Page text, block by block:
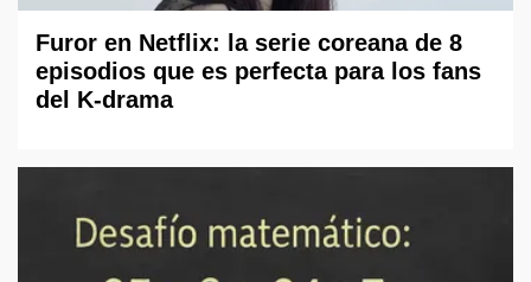
Furor en Netflix: la serie coreana de 8
episodios que es perfecta para los fans
del K-drama